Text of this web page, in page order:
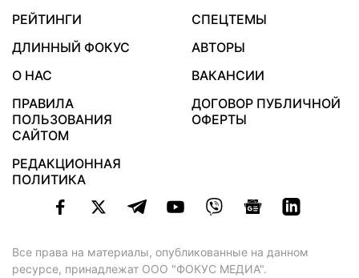
РЕЙТИНГИ
СПЕЦТЕМЫ
ДЛИННЫЙ ФОКУС
АВТОРЫ
О НАС
ВАКАНСИИ
ПРАВИЛА
ПОЛЬЗОВАНИЯ
САЙТОМ
ДОГОВОР ПУБЛИЧНОЙ
ОФЕРТЫ
РЕДАКЦИОННАЯ
ПОЛИТИКА
Все права на материалы, опубликованные на данном
ресурсе, принадлежат ООО "ФОКУС МЕДИА".